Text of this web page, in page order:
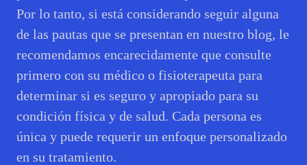
Por lo tanto, si está considerando seguir alguna
de las pautas que se presentan en nuestro blog, le
recomendamos encarecidamente que consulte
primero con su médico o fisioterapeuta para
determinar si es seguro y apropiado para su
condición física y de salud. Cada persona es
única y puede requerir un enfoque personalizado
en su tratamiento.